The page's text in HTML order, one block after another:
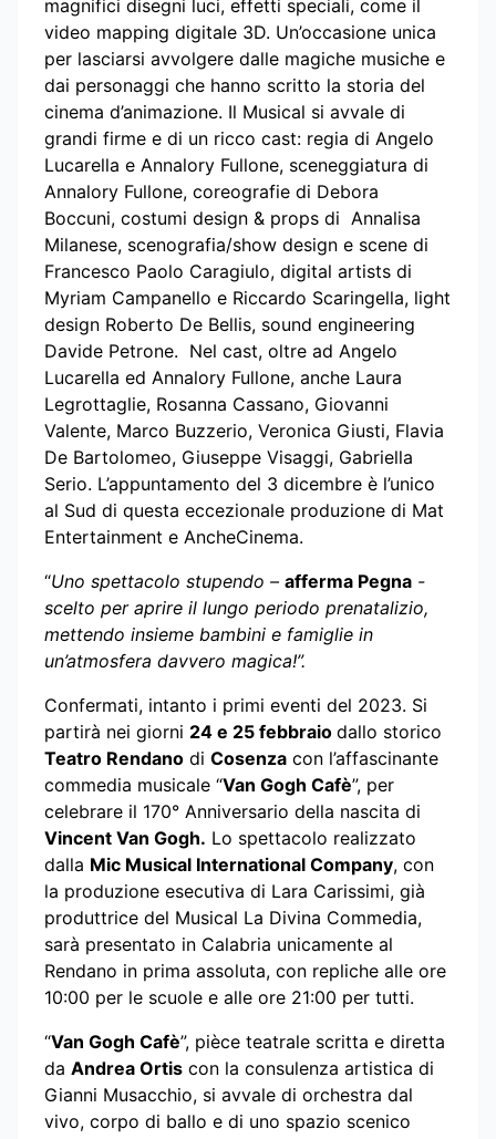
magnifici disegni luci, effetti speciali, come il
video mapping digitale 3D. Un’occasione unica
per lasciarsi avvolgere dalle magiche musiche e
dai personaggi che hanno scritto la storia del
cinema d’animazione. Il Musical si avvale di
grandi firme e di un ricco cast: regia di Angelo
Lucarella e Annalory Fullone, sceneggiatura di
Annalory Fullone, coreografie di Debora
Boccuni, costumi design & props di Annalisa
Milanese, scenografia/show design e scene di
Francesco Paolo Caragiulo, digital artists di
Myriam Campanello e Riccardo Scaringella, light
design Roberto De Bellis, sound engineering
Davide Petrone. Nel cast, oltre ad Angelo
Lucarella ed Annalory Fullone, anche Laura
Legrottaglie, Rosanna Cassano, Giovanni
Valente, Marco Buzzerio, Veronica Giusti, Flavia
De Bartolomeo, Giuseppe Visaggi, Gabriella
Serio. L’appuntamento del 3 dicembre è l’unico
al Sud di questa eccezionale produzione di Mat
Entertainment e AncheCinema.
“Uno spettacolo stupendo – afferma Pegna -
scelto per aprire il lungo periodo prenatalizio,
mettendo insieme bambini e famiglie in
un’atmosfera davvero magica!”.
Confermati, intanto i primi eventi del 2023. Si
partirà nei giorni 24 e 25 febbraio dallo storico
Teatro Rendano di Cosenza con l’affascinante
commedia musicale “Van Gogh Cafè”, per
celebrare il 170° Anniversario della nascita di
Vincent Van Gogh. Lo spettacolo realizzato
dalla Mic Musical International Company, con
la produzione esecutiva di Lara Carissimi, già
produttrice del Musical La Divina Commedia,
sarà presentato in Calabria unicamente al
Rendano in prima assoluta, con repliche alle ore
10:00 per le scuole e alle ore 21:00 per tutti.
“Van Gogh Cafè”, pièce teatrale scritta e diretta
da Andrea Ortis con la consulenza artistica di
Gianni Musacchio, si avvale di orchestra dal
vivo, corpo di ballo e di uno spazio scenico